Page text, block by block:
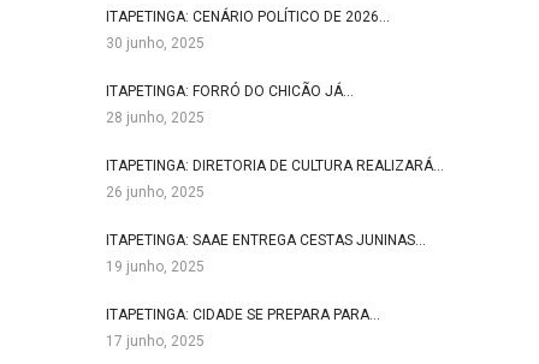
ITAPETINGA: CENÁRIO POLÍTICO DE 2026…
30 junho, 2025
ITAPETINGA: FORRÓ DO CHICÃO JÁ…
28 junho, 2025
ITAPETINGA: DIRETORIA DE CULTURA REALIZARÁ…
26 junho, 2025
ITAPETINGA: SAAE ENTREGA CESTAS JUNINAS…
19 junho, 2025
ITAPETINGA: CIDADE SE PREPARA PARA…
17 junho, 2025